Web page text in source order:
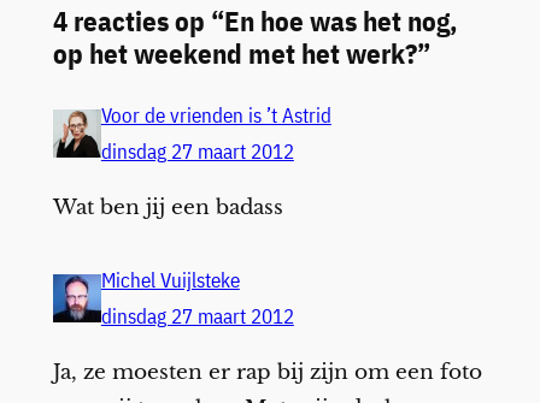
4 reacties op “En hoe was het nog,
op het weekend met het werk?”
Voor de vrienden is ’t Astrid
dinsdag 27 maart 2012
Wat ben jij een badass
Michel Vuijlsteke
dinsdag 27 maart 2012
Ja, ze moesten er rap bij zijn om een foto